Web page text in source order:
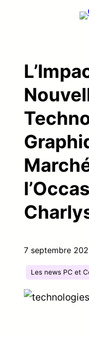
7 septembre
Les news PC et